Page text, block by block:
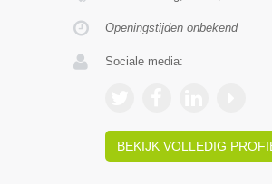
Openingstijden onbekend
Sociale media:
BEKIJK VOLLEDIG